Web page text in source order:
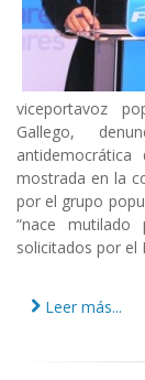
viceportavoz
Gallego,
mostrada en la
por el grupo
“nace
solicitados por el
Leer más...